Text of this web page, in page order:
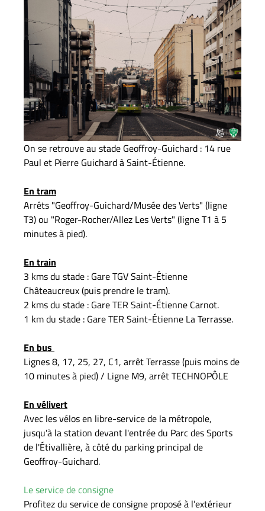
On se retrouve au stade Geoffroy-Guichard : 14 rue
Paul et Pierre Guichard à Saint-Étienne.
En tram
Arrêts "Geoffroy-Guichard/Musée des Verts" (ligne
T3) ou "Roger-Rocher/Allez Les Verts" (ligne T1 à 5
minutes à pied).
En train
3 kms du stade : Gare TGV Saint-Étienne
Châteaucreux (puis prendre le tram).
2 kms du stade : Gare TER Saint-Étienne Carnot.
1 km du stade : Gare TER Saint-Étienne La Terrasse.
En bus
Lignes 8, 17, 25, 27, C1, arrêt Terrasse (puis moins de
10 minutes à pied) / Ligne M9, arrêt TECHNOPÔLE
En vélivert
Avec les vélos en libre-service de la métropole,
jusqu'à la station devant l'entrée du Parc des Sports
de l'Étivallière, à côté du parking principal de
Geoffroy-Guichard.
Le service de consigne
Profitez du service de consigne proposé à l’extérieur